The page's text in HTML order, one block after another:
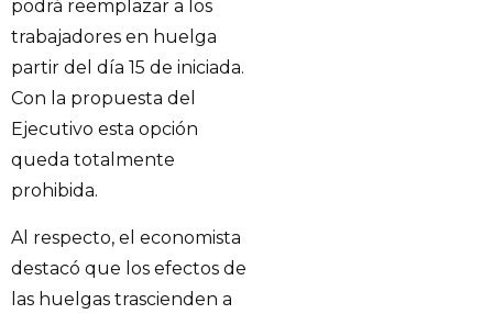
podrá reemplazar a los
trabajadores en huelga
partir del día 15 de iniciada.
Con la propuesta del
Ejecutivo esta opción
queda totalmente
prohibida.
Al respecto, el economista
destacó que los efectos de
las huelgas trascienden a